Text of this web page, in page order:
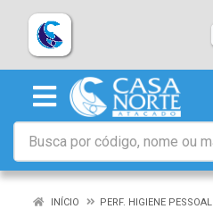
INÍCIO
PERF. HIGIENE PESSOAL